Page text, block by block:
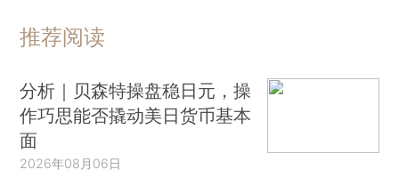
推荐阅读
分析｜贝森特操盘稳日元，操
作巧思能否撬动美日货币基本
面
2026年08月06日